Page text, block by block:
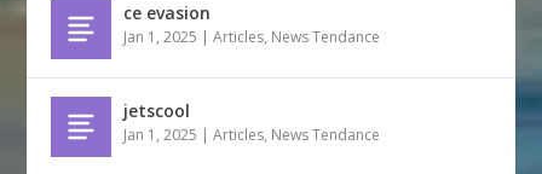
ce evasion
Jan 1, 2025 |Articles, News Tendance
jetscool
Jan 1, 2025 |Articles, News Tendance